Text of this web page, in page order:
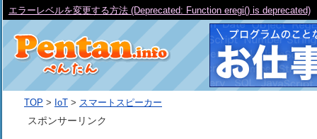
TOP > IoT > スマートスピーカー
スポンサーリンク
エラーレベルを変更する方法 (Deprecated: Function eregi() is deprecated)